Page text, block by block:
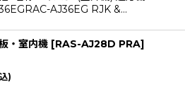
AJ36EG RJK &…
・室内機 [RAS-AJ28D PRA]
)